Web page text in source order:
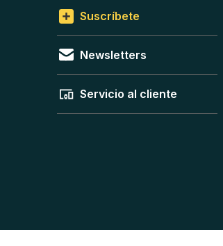
Suscríbete
Newsletters
Servicio al cliente